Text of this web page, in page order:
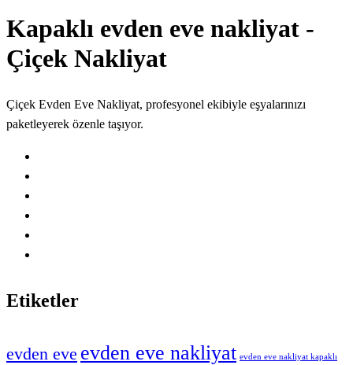
Kapaklı evden eve nakliyat -
Çiçek Nakliyat
Çiçek Evden Eve Nakliyat, profesyonel ekibiyle eşyalarınızı
paketleyerek özenle taşıyor.
Etiketler
evden eve evden eve nakliyat evden eve nakliyat kapaklı